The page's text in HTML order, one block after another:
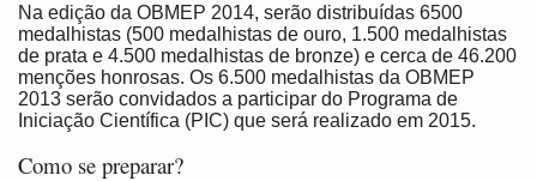
Na edição da OBMEP 2014, serão distribuídas 6500
medalhistas (500 medalhistas de ouro, 1.500 medalhistas
de prata e 4.500 medalhistas de bronze) e cerca de 46.200
menções honrosas. Os 6.500 medalhistas da OBMEP
2013 serão convidados a participar do Programa de
Iniciação Científica (PIC) que será realizado em 2015.
Como se preparar?